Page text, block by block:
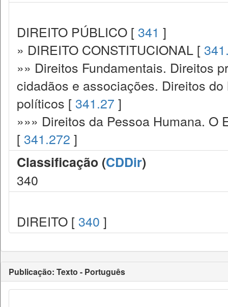
DIREITO PÚBLICO [ 341 ]
» DIREITO CONSTITUCIONAL [
»» Direitos Fundamentais. Direitos
cidadãos e associações. Direitos
políticos [ 341.27 ]
»»» Direitos da Pessoa Humana.
[ 341.272 ]
Classificação (CDDir)
340
DIREITO [ 340 ]
Publicação: Texto - Português